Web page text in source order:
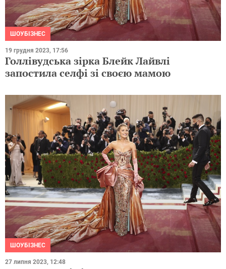
ШОУБІЗНЕС
19 грудня 2023, 17:56
Голлівудська зірка Блейк Лайвлі
запостила селфі зі своєю мамою
ШОУБІЗНЕС
27 липня 2023, 12:48